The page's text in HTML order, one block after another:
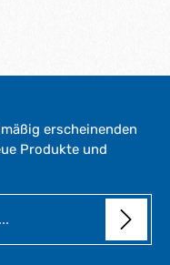
erscheinenden
Produkte und